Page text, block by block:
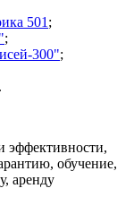
501 ;
;
300";
.
эффективности,
обучение,
аренду